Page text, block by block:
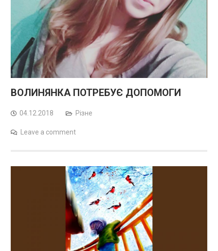
ВОЛИНЯНКА ПОТРЕБУЄ ДОПОМОГИ
04.12.2018 Різне
Leave a comment